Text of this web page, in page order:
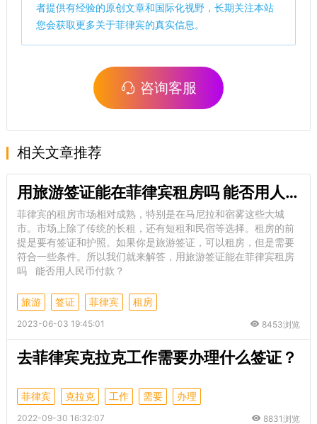
者提供有经验的原创文章和国际化视野，长期关注本站
您会获取更多关于菲律宾的真实信息。
咨询客服
相关文章推荐
用旅游签证能在菲律宾租房吗 能否用人民币付款
菲律宾的租房市场相对成熟，特别是在马尼拉和宿雾这些大城
市。市场上除了传统的长租，还有短租和民宿等选择。租房的前
提是要有签证和护照。如果你是旅游签证，可以租房，但是需要
符合一些条件。所以我们就来解答，用旅游签证能在菲律宾租房
吗 能否用人民币付款？
旅游 签证 菲律宾 租房
2023-06-03 19:45:01 8453浏览
去菲律宾克拉克工作需要办理什么签证？
菲律宾 克拉克 工作 需要 办理
2022-09-30 16:32:07 8831浏览